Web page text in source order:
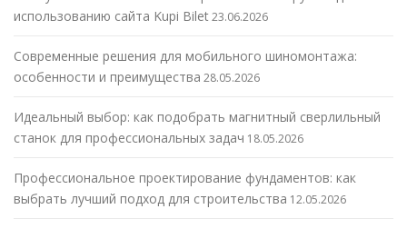
использованию сайта Kupi Bilet23.06.2026
Современные решения для мобильного шиномонтажа:
особенности и преимущества 28.05.2026
Идеальный выбор: как подобрать магнитный сверлильный
станок для профессиональных задач 18.05.2026
Профессиональное проектирование фундаментов: как
выбрать лучший подход для строительства 12.05.2026